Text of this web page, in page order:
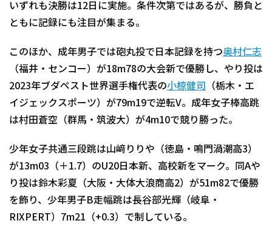
いずれも決勝は12日に実施。条件次第ではあるが、勝負と
ともに記録にも注目が集まる。
このほか、成年男子では砲丸投で日本記録を持つ奥村仁志
（福井・センコー）が18m78の大会新で優勝し、やり投は
2023年ブダペスト世界選手権代表の小椋健司
（栃木・エ
イジェックスポーツ）が79m19で逆転V。成年女子棒高跳
は村田蒼空（群馬・筑波大）が4m10で競り勝った。
少年女子共通三段跳は山﨑りりや（徳島・鳴門渦潮高3）
が13m03（＋1.7）のU20日本新、高校新をマーク。同Aや
り投は鈴木彩夏（大阪・大体大浪商高2）が51m82で優勝
を飾り、少年男子B走幅跳は長谷部光輝（岐阜・
RIXPERT）7m21（+0.3）で制している。